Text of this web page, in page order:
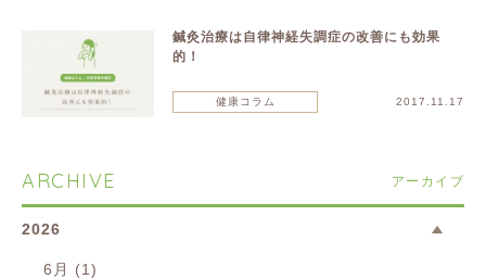
鍼灸治療は自律神経失調症の改善にも効果
的！
健康コラム 2017.11.17
ARCHIVE アーカイブ
2026
6月 (1)